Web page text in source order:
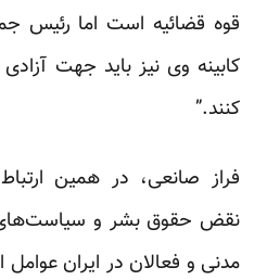
قوه قضائیه است اما رئیس
کابینه وی نیز باید جهت
کنند.”
فراز صانعی، در همین
نقض حقوق بشر و سیاست‌های
مدنی و فعالان در ایران عوامل